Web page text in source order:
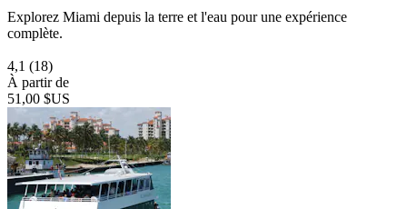
Explorez Miami depuis la terre et l'eau pour une expérience
complète.
4,1 (18)
À partir de
51,00 $US